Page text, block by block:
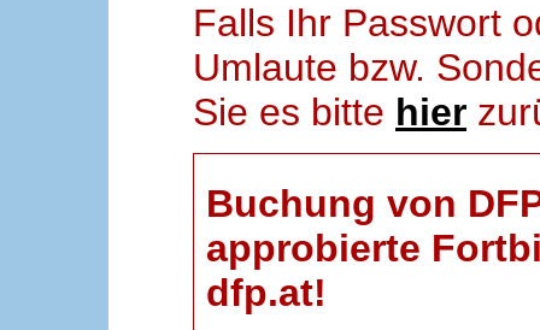
Falls Ihr Passwort
Umlaute bzw.
Sie es bitte hier
Buchung von
approbierte
dfp.at!